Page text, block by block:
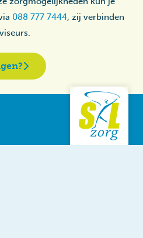
088 777 7444, zij verbinden